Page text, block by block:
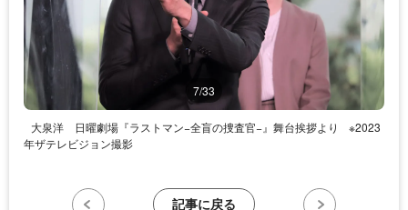
7/33
大泉洋 ⽇曜劇場『ラストマン−全盲の捜査官−』舞台挨拶より
※2023
年ザテレビジョン撮影
記事に戻る